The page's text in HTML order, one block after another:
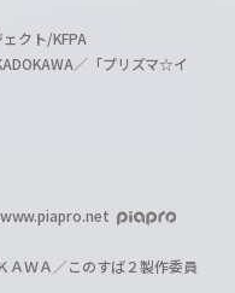
クト/KFPA
／「プリズマ☆イ
ＷＡ／このすば２製作委員